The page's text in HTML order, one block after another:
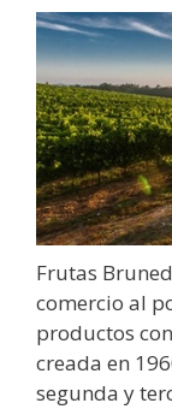
Frutas
comercio al
productos
creada en
segunda y